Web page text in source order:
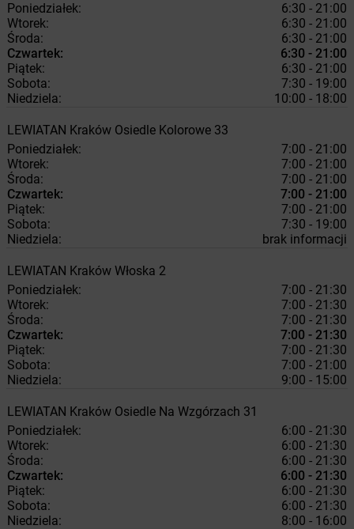
Poniedziałek:
6:30 - 21:00
Wtorek:
6:30 - 21:00
Środa:
6:30 - 21:00
Czwartek:
6:30 - 21:00
Piątek:
6:30 - 21:00
Sobota:
7:30 - 19:00
Niedziela:
10:00 - 18:00
LEWIATAN Kraków Osiedle Kolorowe 33
Poniedziałek:
7:00 - 21:00
Wtorek:
7:00 - 21:00
Środa:
7:00 - 21:00
Czwartek:
7:00 - 21:00
Piątek:
7:00 - 21:00
Sobota:
7:30 - 19:00
Niedziela:
brak informacji
LEWIATAN Kraków Włoska 2
Poniedziałek:
7:00 - 21:30
Wtorek:
7:00 - 21:30
Środa:
7:00 - 21:30
Czwartek:
7:00 - 21:30
Piątek:
7:00 - 21:30
Sobota:
7:00 - 21:00
Niedziela:
9:00 - 15:00
LEWIATAN Kraków Osiedle Na Wzgórzach 31
Poniedziałek:
6:00 - 21:30
Wtorek:
6:00 - 21:30
Środa:
6:00 - 21:30
Czwartek:
6:00 - 21:30
Piątek:
6:00 - 21:30
Sobota:
6:00 - 21:30
Niedziela:
8:00 - 16:00